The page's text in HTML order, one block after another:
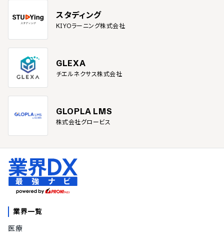
スタディング
KIYOラーニング株式会社
GLEXA
チエルネクサス株式会社
GLOPLA LMS
株式会社グロービス
業界一覧
医療